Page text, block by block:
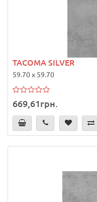
TACOMA SILVER
59.70 x 59.70
669,61грн.